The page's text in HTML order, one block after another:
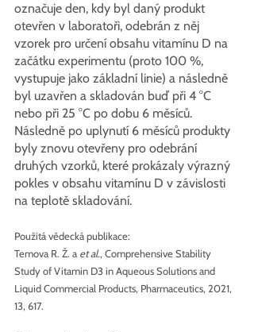
označuje den, kdy byl daný produkt
otevřen v laboratoři, odebrán z něj
vzorek pro určení obsahu vitamínu D na
začátku experimentu (proto 100 %,
vystupuje jako základní linie) a následně
byl uzavřen a skladován buď při 4 °C
nebo při 25 °C po dobu 6 měsíců.
Následně po uplynutí 6 měsíců produkty
byly znovu otevřeny pro odebrání
druhých vzorků, které prokázaly výrazný
pokles v obsahu vitamínu D v závislosti
na teplotě skladování.
Použitá vědecká publikace:
Temova R. Ž. a et al., Comprehensive Stability
Study of Vitamin D3 in Aqueous Solutions and
Liquid Commercial Products, Pharmaceutics, 2021,
13, 617.